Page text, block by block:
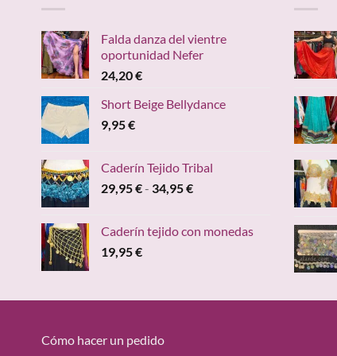
Falda danza del vientre
oportunidad Nefer
24,20€
Short Beige Bellydance
9,95€
Caderín Tejido Tribal
29,95€- 34,95€Rango
desde
Caderín tejido con monedas
19,95€
Cómo hacer un pedido